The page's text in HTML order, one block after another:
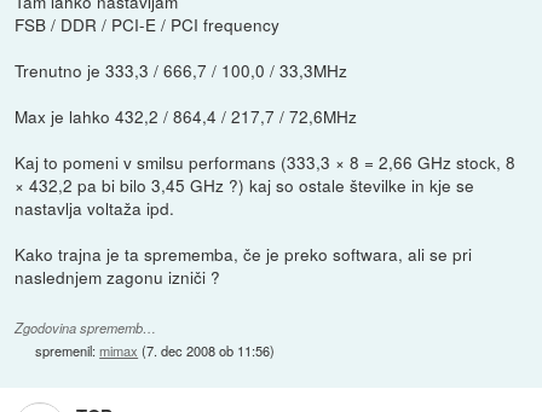
FSB / DDR / PCI-E / PCI frequency
Trenutno je 333,3 / 666,7 / 100,0 / 33,3MHz
Max je lahko 432,2 / 864,4 / 217,7 / 72,6MHz
Kaj to pomeni v smilsu performans (333,3 × 8 = 2,66 GHz stock, 8
× 432,2 pa bi bilo 3,45 GHz ?) kaj so ostale številke in kje se
nastavlja voltaža ipd.
Kako trajna je ta sprememba, če je preko softwara, ali se pri
naslednjem zagonu izniči ?
Zgodovina sprememb…
spremenil:mimax (7. dec 2008 ob 11:56)